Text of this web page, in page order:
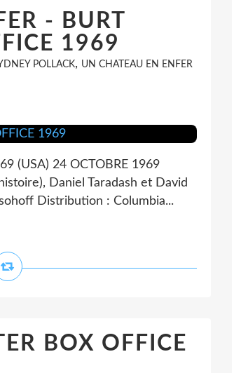
- BURT
1969
POLLACK, UN CHATEAU EN ENFER
(USA) 24 OCTOBRE 1969
Daniel Taradash et David
Distribution : Columbia...
BOX OFFICE